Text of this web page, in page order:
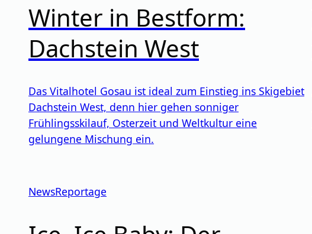
Winter in Bestform:
Dachstein West
Das Vitalhotel Gosau ist ideal zum Einstieg ins Skigebiet
Dachstein West, denn hier gehen sonniger
Frühlingsskilauf, Osterzeit und Weltkultur eine
gelungene Mischung ein.
NewsReportage